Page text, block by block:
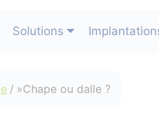
Solutions
Chape ou dalle ?